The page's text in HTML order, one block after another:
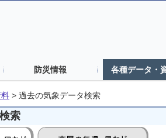
防災情報 各種データ・
> 過去の気象データ検索
索